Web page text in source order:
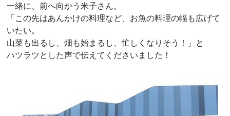
一緒に、前へ向かう米子さん。
「この先はあんかけの料理など、お魚の料理の幅も広げて
いたい。
山菜も出るし、畑も始まるし、忙しくなりそう！」と
ハツラツとした声で伝えてくださいました！